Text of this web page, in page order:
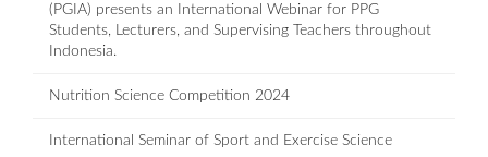
(PGIA) presents an International Webinar for PPG
Students, Lecturers, and Supervising Teachers throughout
Indonesia.
Nutrition Science Competition 2024
International Seminar of Sport and Exercise Science